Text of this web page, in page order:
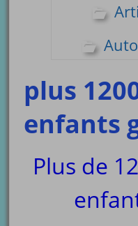
plus
enfants
Plus de